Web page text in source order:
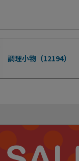
調理小物（12194）